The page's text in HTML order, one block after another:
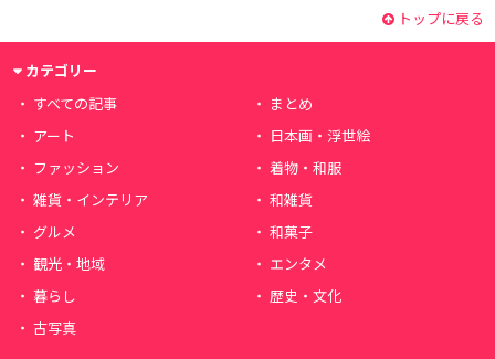
トップに戻る
カテゴリー
すべての記事
まとめ
アート
日本画・浮世絵
ファッション
着物・和服
雑貨・インテリア
和雑貨
グルメ
和菓子
観光・地域
エンタメ
暮らし
歴史・文化
古写真